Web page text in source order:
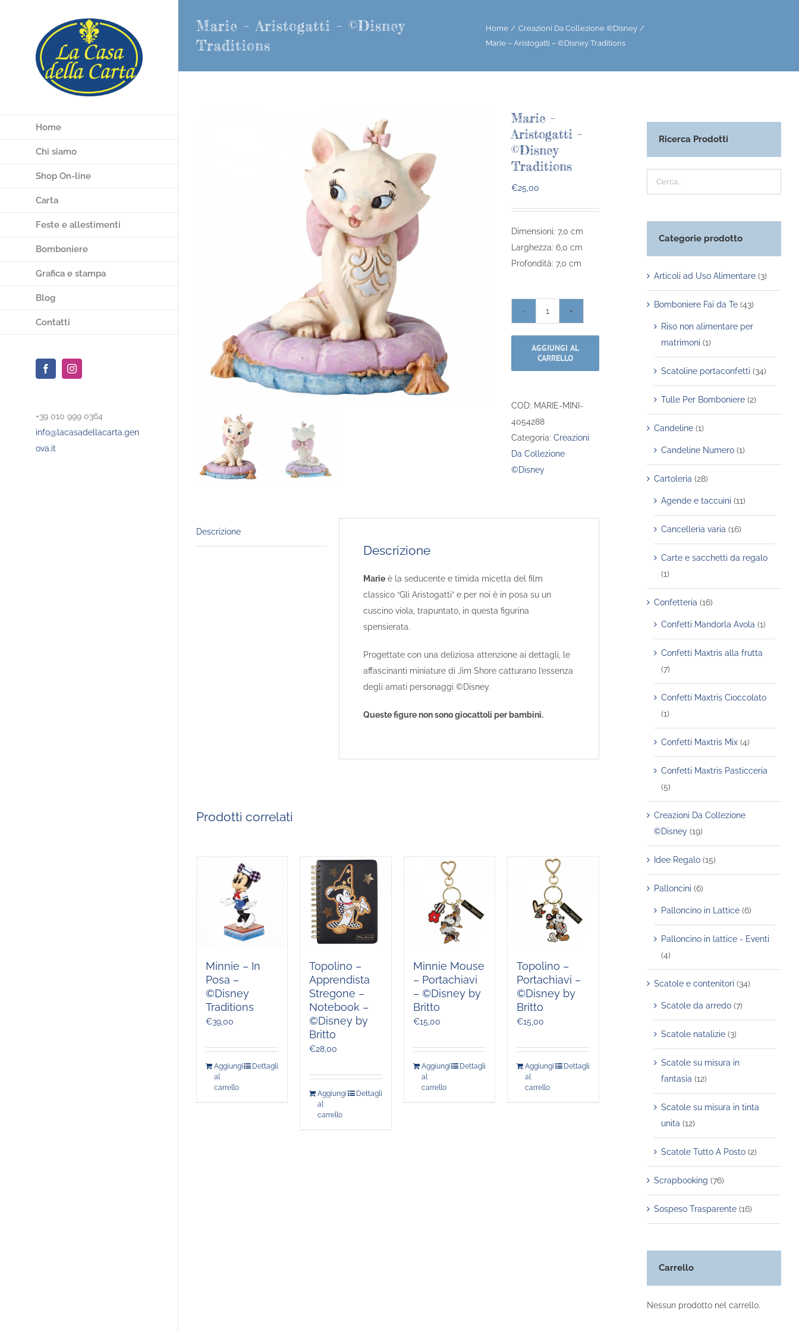
Home
Chi siamo
Shop On-line
Carta
Feste e allestimenti
Bomboniere
Grafica e stampa
Blog
Contatti
FacebookInstagram
+39 010 999 0364
info@lacasadellacarta.gen
ova.it
Marie – Aristogatti – ©Disney
Traditions
Home
Creazioni Da Collezione ©Disney
Marie – Aristogatti – ©Disney Traditions
Marie –
Aristogatti –
©Disney
Traditions
€25,00
Dimensioni: 7,0 cm
Larghezza: 6,0 cm
Profondità: 7,0 cm
-
Aristogatti
AGGIUNGI AL
CARRELLO
COD: MARIE-MINI-
4054288
Categoria: Creazioni
Da Collezione
©Disney
Descrizione
Descrizione
Marie è la seducente e timida micetta del film
classico “Gli Aristogatti” e per noi è in posa su un
cuscino viola, trapuntato, in questa figurina
spensierata.
Progettate con una deliziosa attenzione ai dettagli, le
affascinanti miniature di Jim Shore catturano l’essenza
degli amati personaggi ©Disney.
Queste figure non sono giocattoli per bambini.
Prodotti correlati
Minnie – In
Posa –
©Disney
Traditions
€39,00
Aggiungi
al
carrello
Dettagli
Topolino –
Apprendista
Stregone –
Notebook –
©Disney by
Britto
€28,00
Aggiungi
al
carrello
Dettagli
Minnie Mouse
– Portachiavi
– ©Disney by
Britto
€15,00
Aggiungi
al
carrello
Dettagli
Topolino –
Portachiavi –
©Disney by
Britto
€15,00
Aggiungi
al
carrello
Dettagli
Ricerca Prodotti
Categorie prodotto
Articoli ad Uso Alimentare (3)
Bomboniere Fai da Te (43)
Riso non alimentare per
matrimoni (1)
Scatoline portaconfetti (34)
Tulle Per Bomboniere (2)
Candeline (1)
Candeline Numero (1)
Cartoleria (28)
Agende e taccuini (11)
Cancelleria varia (16)
Carte e sacchetti da regalo
(1)
Confetteria (16)
Confetti Mandorla Avola (1)
Confetti Maxtris alla frutta
(7)
Confetti Maxtris Cioccolato
(1)
Confetti Maxtris Mix (4)
Confetti Maxtris Pasticceria
(5)
Creazioni Da Collezione
©Disney (19)
Idee Regalo (15)
Palloncini (6)
Palloncino in Lattice (6)
Palloncino in lattice - Eventi
(4)
Scatole e contenitori (34)
Scatole da arredo (7)
Scatole natalizie (3)
Scatole su misura in
fantasia (12)
Scatole su misura in tinta
unita (12)
Scatole Tutto A Posto (2)
Scrapbooking (76)
Sospeso Trasparente (16)
Carrello
Nessun prodotto nel carrello.